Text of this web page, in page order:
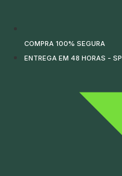
COMPRA 100% SEGURA
ENTREGA EM 48 HORAS -